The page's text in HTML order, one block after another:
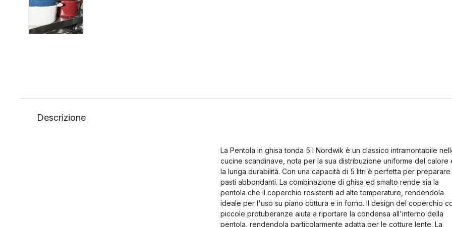
Descrizione
La Pentola in ghisa tonda 5 l Nordwik è un classico intramontabile
cucine scandinave, nota per la sua distribuzione uniforme del calore
la lunga durabilità. Con una capacità di 5 litri è perfetta per preparare
pasti abbondanti. La combinazione di ghisa ed smalto rende sia la
pentola che il coperchio resistenti ad alte temperature, rendendola
ideale per l'uso su piano cottura e in forno. Il design del coperchio
piccole protuberanze aiuta a riportare la condensa all'interno della
pentola, rendendola particolarmente adatta per le cotture lente. La